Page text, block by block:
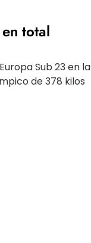
total
Sub 23 en la
de 378 kilos